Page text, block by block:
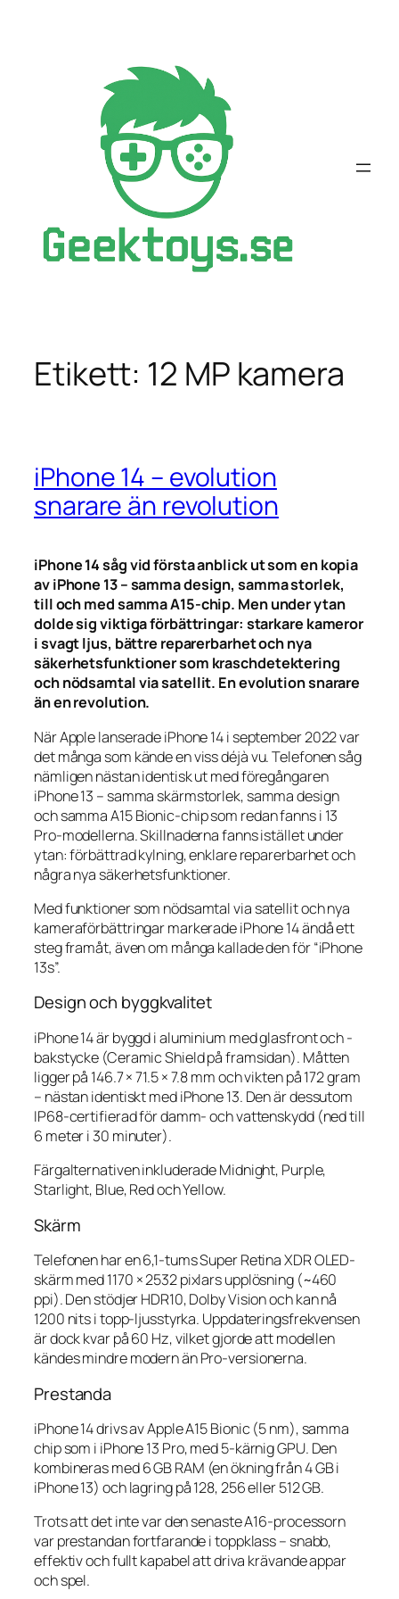
Etikett: 12 MP kamera
iPhone 14 – evolution
snarare än revolution
iPhone 14 såg vid första anblick ut som en kopia
av iPhone 13 – samma design, samma storlek,
till och med samma A15-chip. Men under ytan
dolde sig viktiga förbättringar: starkare kameror
i svagt ljus, bättre reparerbarhet och nya
säkerhetsfunktioner som kraschdetektering
och nödsamtal via satellit. En evolution snarare
än en revolution.
När Apple lanserade iPhone 14 i september 2022 var
det många som kände en viss déjà vu. Telefonen såg
nämligen nästan identisk ut med föregångaren
iPhone 13 – samma skärmstorlek, samma design
och samma A15 Bionic-chip som redan fanns i 13
Pro-modellerna. Skillnaderna fanns istället under
ytan: förbättrad kylning, enklare reparerbarhet och
några nya säkerhetsfunktioner.
Med funktioner som nödsamtal via satellit och nya
kameraförbättringar markerade iPhone 14 ändå ett
steg framåt, även om många kallade den för “iPhone
13s”.
Design och byggkvalitet
iPhone 14 är byggd i aluminium med glasfront och -
bakstycke (Ceramic Shield på framsidan). Måtten
ligger på 146.7 × 71.5 × 7.8 mm och vikten på 172 gram
– nästan identiskt med iPhone 13. Den är dessutom
IP68-certifierad för damm- och vattenskydd (ned till
6 meter i 30 minuter).
Färgalternativen inkluderade Midnight, Purple,
Starlight, Blue, Red och Yellow.
Skärm
Telefonen har en 6,1-tums Super Retina XDR OLED-
skärm med 1170 × 2532 pixlars upplösning (~460
ppi). Den stödjer HDR10, Dolby Vision och kan nå
1200 nits i topp-ljusstyrka. Uppdateringsfrekvensen
är dock kvar på 60 Hz, vilket gjorde att modellen
kändes mindre modern än Pro-versionerna.
Prestanda
iPhone 14 drivs av Apple A15 Bionic (5 nm), samma
chip som i iPhone 13 Pro, med 5-kärnig GPU. Den
kombineras med 6 GB RAM (en ökning från 4 GB i
iPhone 13) och lagring på 128, 256 eller 512 GB.
Trots att det inte var den senaste A16-processorn
var prestandan fortfarande i toppklass – snabb,
effektiv och fullt kapabel att driva krävande appar
och spel.